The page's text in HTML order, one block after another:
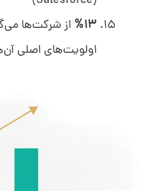
%13
اولویت‌های اصلی